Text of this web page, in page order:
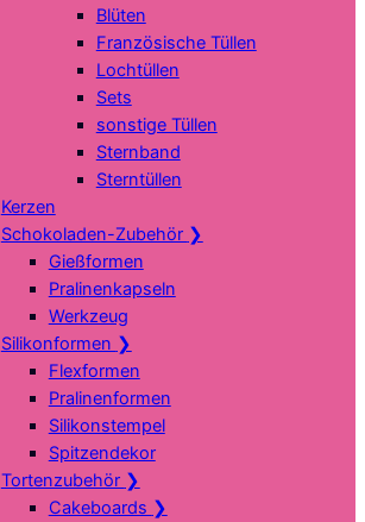
Blüten
Französische Tüllen
Lochtüllen
Sets
sonstige Tüllen
Sternband
Sterntüllen
Kerzen
Schokoladen-Zubehör ❯
Gießformen
Pralinenkapseln
Werkzeug
Silikonformen ❯
Flexformen
Pralinenformen
Silikonstempel
Spitzendekor
Tortenzubehör ❯
Cakeboards ❯